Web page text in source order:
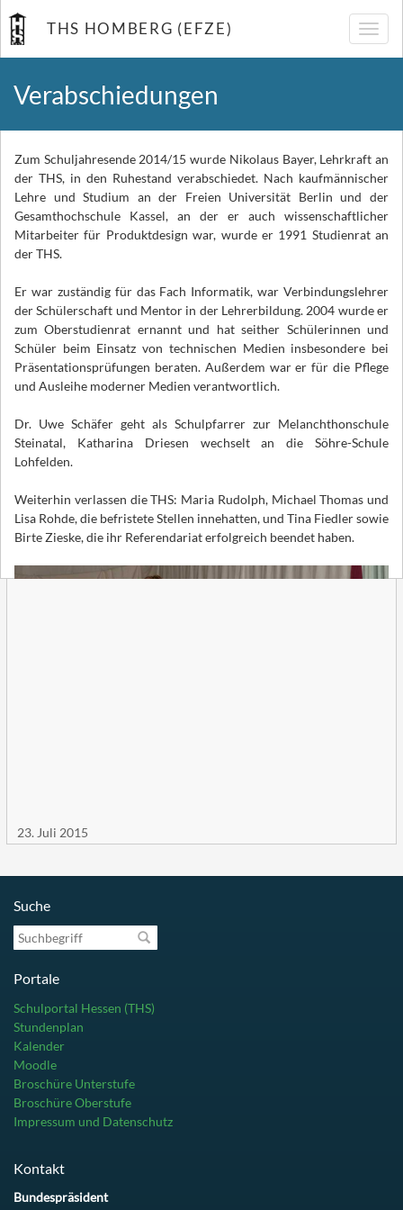
THS HOMBERG (EFZE)
Verabschiedungen
Zum Schuljahresende 2014/15 wurde Nikolaus Bayer, Lehrkraft an
der THS, in den Ruhestand verabschiedet. Nach kaufmännischer
Lehre und Studium an der Freien Universität Berlin und der
Gesamthochschule Kassel, an der er auch wissenschaftlicher
Mitarbeiter für Produktdesign war, wurde er 1991 Studienrat an
der THS.
Er war zuständig für das Fach Informatik, war Verbindungslehrer
der Schülerschaft und Mentor in der Lehrerbildung. 2004 wurde er
zum Oberstudienrat ernannt und hat seither Schülerinnen und
Schüler beim Einsatz von technischen Medien insbesondere bei
Präsentationsprüfungen beraten. Außerdem war er für die Pflege
und Ausleihe moderner Medien verantwortlich.
Dr. Uwe Schäfer geht als Schulpfarrer zur Melanchthonschule
Steinatal, Katharina Driesen wechselt an die Söhre-Schule
Lohfelden.
Weiterhin verlassen die THS: Maria Rudolph, Michael Thomas und
Lisa Rohde, die befristete Stellen innehatten, und Tina Fiedler sowie
Birte Zieske, die ihr Referendariat erfolgreich beendet haben.
23. Juli 2015
Suche
Suchbegriff
Portale
Schulportal Hessen (THS)
Stundenplan
Kalender
Moodle
Broschüre Unterstufe
Broschüre Oberstufe
Impressum und Datenschutz
Kontakt
Bundespräsident